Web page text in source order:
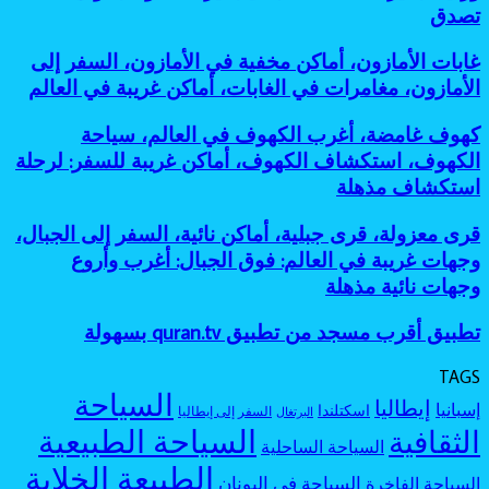
للمغامرين
معروفة:
جزر
مخفية
كأنها
الخريطة
أساطير
الغابات،
أماكن
مرعبة
للسفر،
غامضة
ملونة،
طبيعية
عجيبة،
بحيرة
وردية،
بحيرات
غامضة:
أجمل
ملونة
بألوان
لا
تصدق
تصدق
غابات
الأمازون،
أماكن
في
الأمازون،
السفر
إلى
الأمازون،
مغامرات
في
الغابات،
غريبة
في
العالم
غابات الأمازون، أماكن مخفية في الأمازون، السفر إلى
الأمازون، مغامرات في الغابات، أماكن غريبة في العالم
كهوف
غامضة،
أغرب
الكهوف
العالم،
سياحة
الكهوف،
استكشاف
أماكن
للسفر:
لرحلة
استكشاف
مذهلة
كهوف غامضة، أغرب الكهوف في العالم، سياحة
الكهوف، استكشاف الكهوف، أماكن غريبة للسفر: لرحلة
استكشاف مذهلة
قرى
معزولة،
قرى
جبلية،
نائية،
إلى
وجهات
غريبة
في
العالم:
قرى معزولة، قرى جبلية، أماكن نائية، السفر إلى الجبال،
وجهات غريبة في العالم: فوق الجبال: أغرب وأروع
وجهات نائية مذهلة
تطبيق
مسجد
تطبيق
quran.tv
بسهولة
تطبيق أقرب مسجد من تطبيق quran.tv بسهولة
TAGS
إسبانيا إيطاليا اسكتلندا البرتغال السفر إلى إيطاليا
السياحة
الثقافية
السياحة الساحلية السياحة الطبيعية
السياحة الفاخرة السياحة في اليونان الطبيعة الخلابة